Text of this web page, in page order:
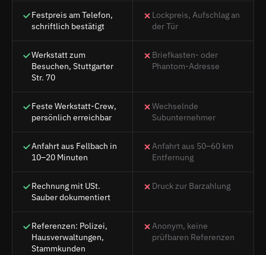
Festpreis am Telefon,
schriftlich bestätigt
Lockpreis, Aufschlag an
der Tür
Werkstatt zum
Besuchen, Stuttgarter
Str. 70
Briefkasten- oder
Phantom-Adresse
Feste Werkstatt-Crew,
persönlich erreichbar
Wechselnde
Subunternehmer
Anfahrt aus Fellbach in
10–20 Minuten
Anfahrt aus 50–60 km
Entfernung
Rechnung mit USt.
Sauber dokumentiert
Druck zur Barzahlung
Referenzen: Polizei,
Hausverwaltungen,
Stammkunden
Anonym, keine
prüfbaren Referenzen